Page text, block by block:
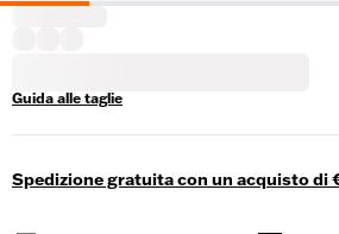
Guida alle taglie
Spedizione gratuita con un acquisto di